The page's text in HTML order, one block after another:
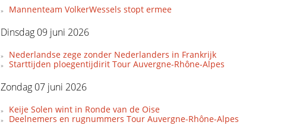
Mannenteam VolkerWessels stopt ermee
Dinsdag 09 juni 2026
Nederlandse zege zonder Nederlanders in Frankrijk
Starttijden ploegentijdirit Tour Auvergne-Rhône-Alpes
Zondag 07 juni 2026
Keije Solen wint in Ronde van de Oise
Deelnemers en rugnummers Tour Auvergne-Rhône-Alpes